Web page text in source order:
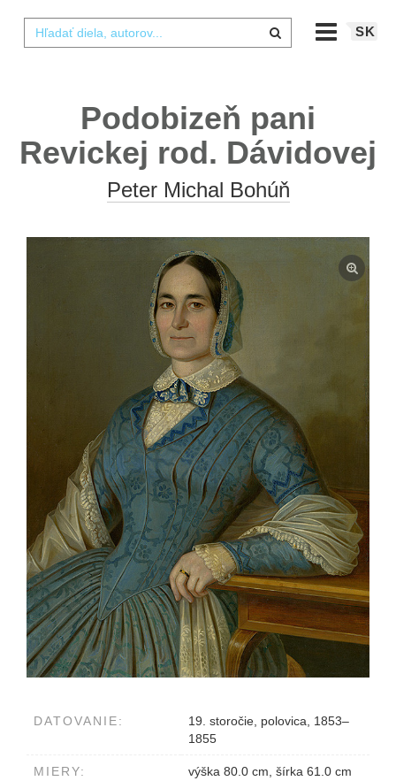
SK
Podobizeň pani
Revickej rod. Dávidovej
Peter Michal Bohúň
DATOVANIE:
19. storočie, polovica, 1853–
1855
MIERY: výška 80.0 cm, šírka 61.0 cm